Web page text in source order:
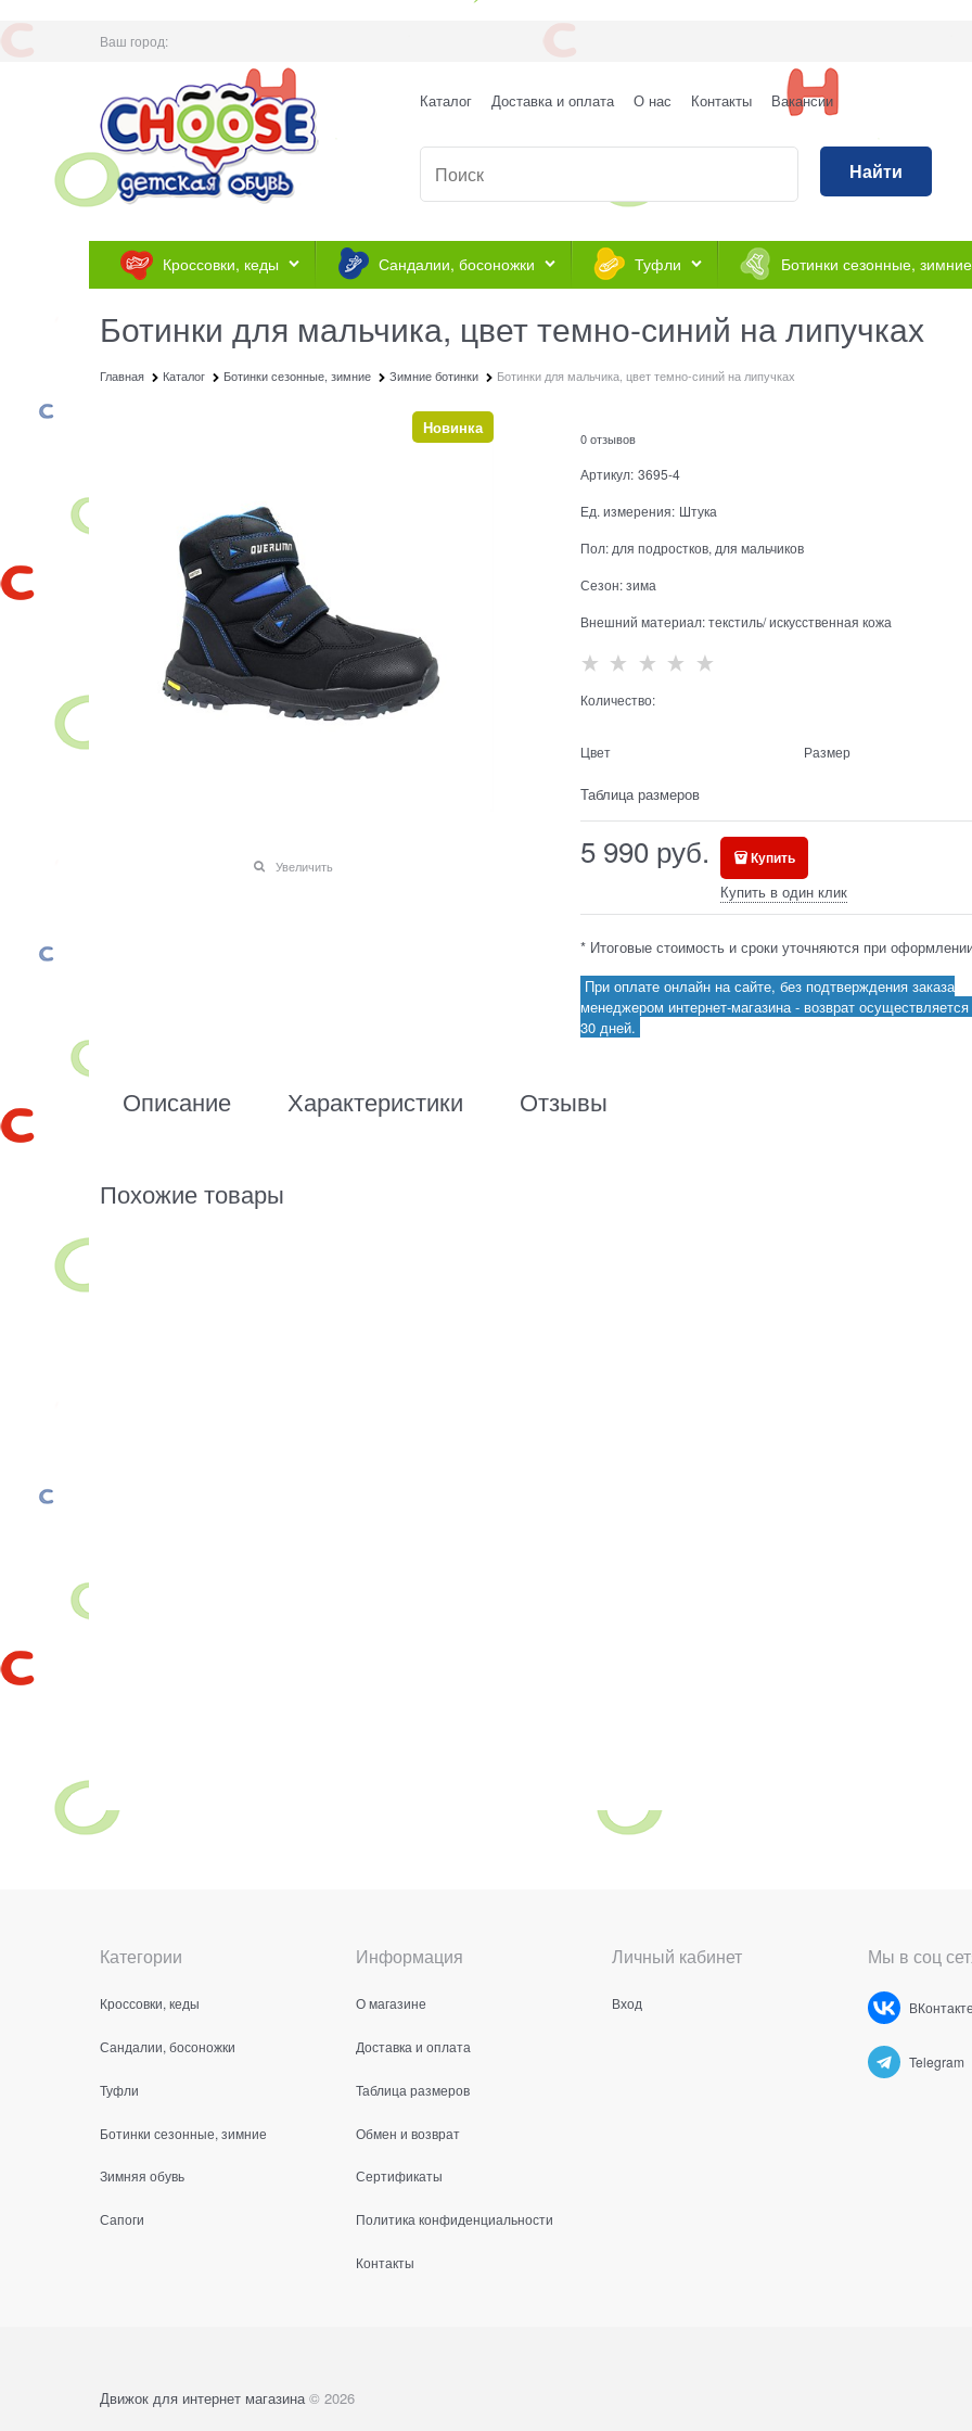
Ваш город:
Каталог Доставка и оплата О нас Контакты Вакансии
Найти
Кроссовки, кеды Сандалии, босоножки Туфли Ботинки сезонные, зимние
Ботинки для мальчика, цвет темно-синий на липучках
Главная Каталог Ботинки сезонные, зимние Зимние ботинки Ботинки для мальчика, цвет темно-синий на липучках
Новинка
Увеличить
0 отзывов
Артикул: 3695-4
Ед. измерения: Штука
Пол: для подростков, для мальчиков
Сезон:зима
Внешний материал:текстиль/ искусственная кожа
Количество:
Цвет Размер
Таблица размеров
5 990 руб. Купить
Купить в один клик
* Итоговые стоимость и сроки уточняются при
При оплате онлайн на сайте, без подтверждения заказа
менеджером интернет-магазина - возврат
30 дней.
Описание Характеристики Отзывы
Похожие товары
Категории
Кроссовки, кеды
Сандалии, босоножки
Туфли
Ботинки сезонные, зимние
Зимняя обувь
Сапоги
Информация
О магазине
Доставка и оплата
Таблица размеров
Обмен и возврат
Сертификаты
Политика конфиденциальности
Контакты
Личный кабинет
Вход
Мы в соц
ВКонтакте
Telegram
Движок для интернет магазина © 2026